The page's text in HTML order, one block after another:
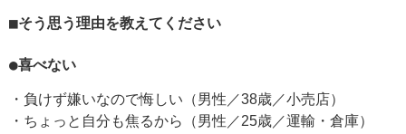
■そう思う理由を教えてください
●喜べない
・負けず嫌いなので悔しい（男性／38歳／小売店）
・ちょっと自分も焦るから（男性／25歳／運輸・倉庫）